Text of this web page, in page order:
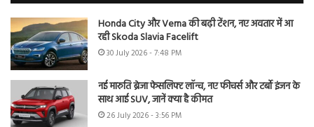
Honda City और Verna की बढ़ी टेंशन, नए अवतार में आ
रही Skoda Slavia Facelift
30 July 2026 - 7:48 PM
नई मारुति ब्रेजा फेसलिफ्ट लॉन्च, नए फीचर्स और टर्बो इंजन के
साथ आई SUV, जानें क्या है कीमत
26 July 2026 - 3:56 PM